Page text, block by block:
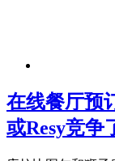
在线餐厅预
或Resy竞